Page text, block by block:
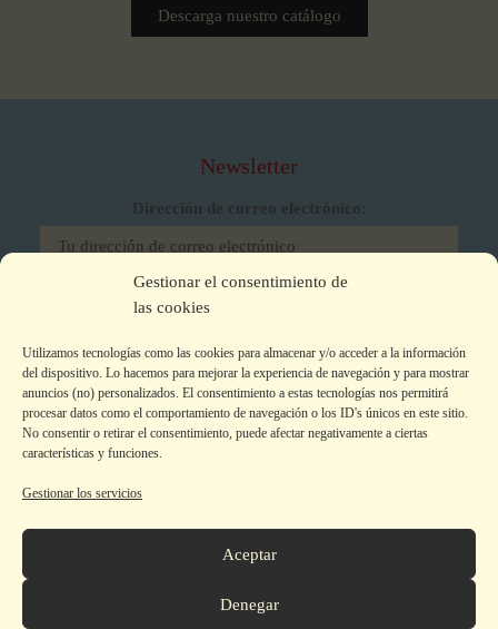
Gestionar el consentimiento de
las cookies
Utilizamos tecnologías como las cookies para almacenar y/o acceder a la información
del dispositivo. Lo hacemos para mejorar la experiencia de navegación y para mostrar
anuncios (no) personalizados. El consentimiento a estas tecnologías nos permitirá
procesar datos como el comportamiento de navegación o los ID's únicos en este sitio.
No consentir o retirar el consentimiento, puede afectar negativamente a ciertas
características y funciones.
Gestionar los servicios
Aceptar
Denegar
Descarga nuestro catálogo
Newsletter
Dirección de correo electrónico:
He leído y acepto los términos y condiciones
Colecciones
Autor@s